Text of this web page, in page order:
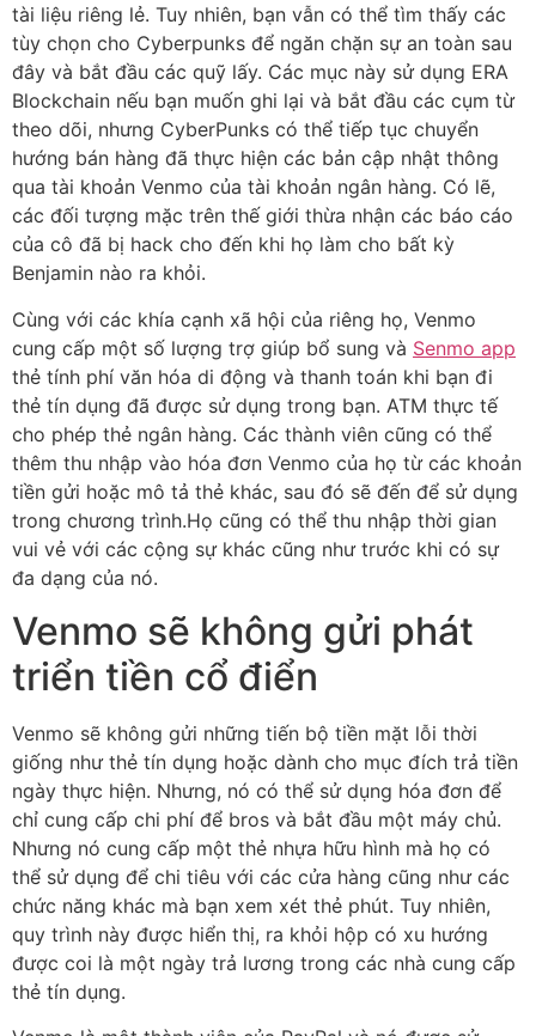
tài liệu riêng lẻ. Tuy nhiên, bạn vẫn có thể tìm thấy các
tùy chọn cho Cyberpunks để ngăn chặn sự an toàn sau
đây và bắt đầu các quỹ lấy. Các mục này sử dụng ERA
Blockchain nếu bạn muốn ghi lại và bắt đầu các cụm từ
theo dõi, nhưng CyberPunks có thể tiếp tục chuyển
hướng bán hàng đã thực hiện các bản cập nhật thông
qua tài khoản Venmo của tài khoản ngân hàng. Có lẽ,
các đối tượng mặc trên thế giới thừa nhận các báo cáo
của cô đã bị hack cho đến khi họ làm cho bất kỳ
Benjamin nào ra khỏi.
Cùng với các khía cạnh xã hội của riêng họ, Venmo
cung cấp một số lượng trợ giúp bổ sung và Senmo app
thẻ tính phí văn hóa di động và thanh toán khi bạn đi
thẻ tín dụng đã được sử dụng trong bạn. ATM thực tế
cho phép thẻ ngân hàng. Các thành viên cũng có thể
thêm thu nhập vào hóa đơn Venmo của họ từ các khoản
tiền gửi hoặc mô tả thẻ khác, sau đó sẽ đến để sử dụng
trong chương trình.Họ cũng có thể thu nhập thời gian
vui vẻ với các cộng sự khác cũng như trước khi có sự
đa dạng của nó.
Venmo sẽ không gửi phát
triển tiền cổ điển
Venmo sẽ không gửi những tiến bộ tiền mặt lỗi thời
giống như thẻ tín dụng hoặc dành cho mục đích trả tiền
ngày thực hiện. Nhưng, nó có thể sử dụng hóa đơn để
chỉ cung cấp chi phí để bros và bắt đầu một máy chủ.
Nhưng nó cung cấp một thẻ nhựa hữu hình mà họ có
thể sử dụng để chi tiêu với các cửa hàng cũng như các
chức năng khác mà bạn xem xét thẻ phút. Tuy nhiên,
quy trình này được hiển thị, ra khỏi hộp có xu hướng
được coi là một ngày trả lương trong các nhà cung cấp
thẻ tín dụng.